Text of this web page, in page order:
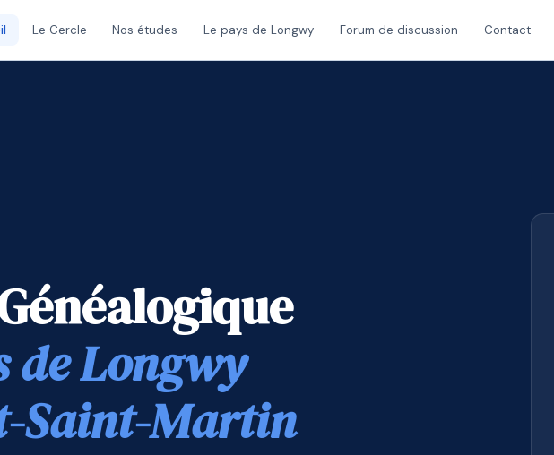
Le Cercle Nos études Le pays de Longwy Forum de discussion Contact
de Longwy
Saint-Martin